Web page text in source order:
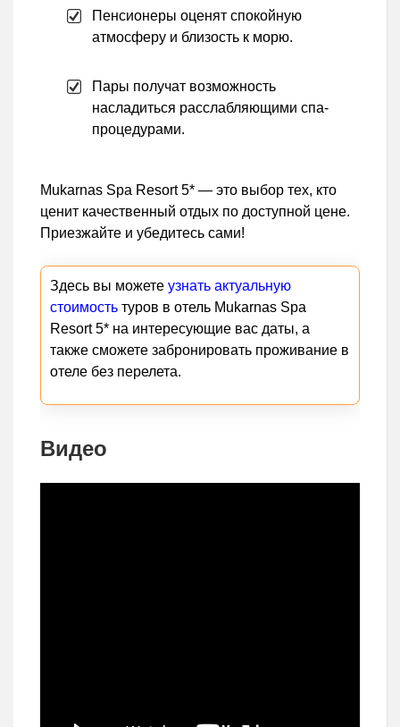
Пенсионеры оценят спокойную
атмосферу и близость к морю.
Пары получат возможность
насладиться расслабляющими спа-
процедурами.
Mukarnas Spa Resort 5* — это выбор тех, кто
ценит качественный отдых по доступной цене.
Приезжайте и убедитесь сами!
Здесь вы можете узнать актуальную
стоимость туров в отель Mukarnas Spa
Resort 5* на интересующие вас даты, а
также сможете забронировать проживание в
отеле без перелета.
Видео